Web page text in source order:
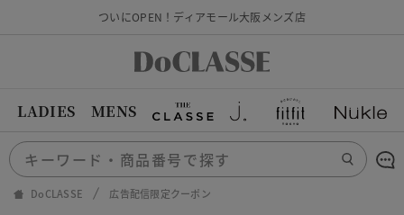
ついにOPEN！ディアモール大阪メンズ店
LADIES MENS
DoCLASSE 広告配信限定クーポン